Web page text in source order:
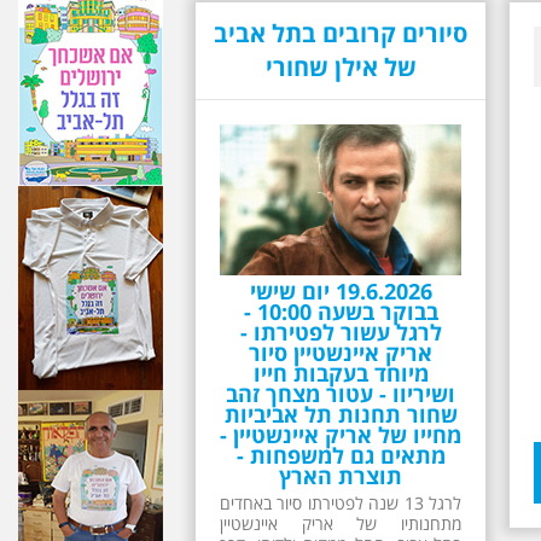
סיורים קרובים בתל אביב
של אילן שחורי
19.6.2026 יום שישי
בבוקר בשעה 10:00 -
לרגל עשור לפטירתו -
אריק איינשטיין סיור
מיוחד בעקבות חייו
ושיריוו - עטור מצחך זהב
שחור תחנות תל אביביות
מחייו של אריק איינשטיין -
מתאים גם למשפחות -
תוצרת הארץ
לרגל 13 שנה לפטירתו סיור באחדים
מתחנותיו של אריק איינשטיין